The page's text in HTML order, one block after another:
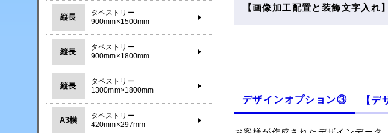
【画像加工配置と装飾文字入れ】
デザインオプション③ 【デ
縦長
タペストリー
900mm×1500mm
縦長
タペストリー
900mm×1800mm
縦長
タペストリー
1300mm×1800mm
A3横
タペストリー
420mm×297mm